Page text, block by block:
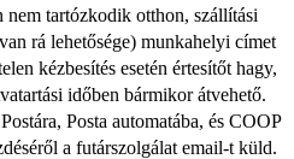
tartózkodik otthon, szállítási
rá lehetősége) munkahelyi címet
kézbesítés esetén értesítőt hagy,
időben bármikor átvehető.
Posta automatába, és COOP
a futárszolgálat email-t küld.